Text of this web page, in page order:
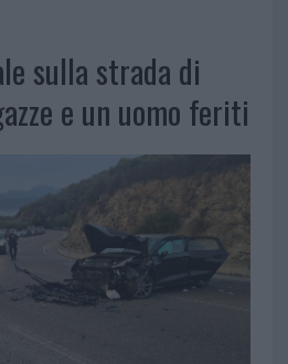
sulla strada di
e un uomo feriti